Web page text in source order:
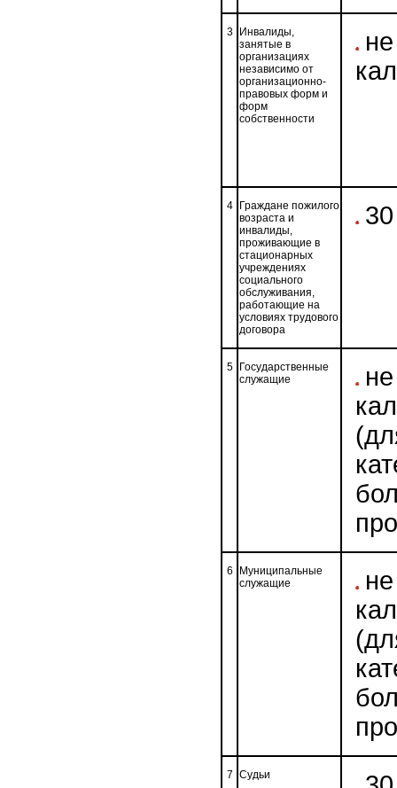
3
Инвалиды,
занятые в
организациях
независимо от
организационно-
правовых форм и
форм
собственности
4
Граждане пожилого
возраста и
инвалиды,
проживающие в
стационарных
учреждениях
социального
обслуживания,
работающие на
условиях трудового
договора
5
Государственные
служащие
6
Муниципальные
служащие
7 Судьи